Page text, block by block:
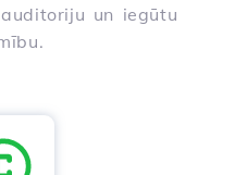
un iegūtu